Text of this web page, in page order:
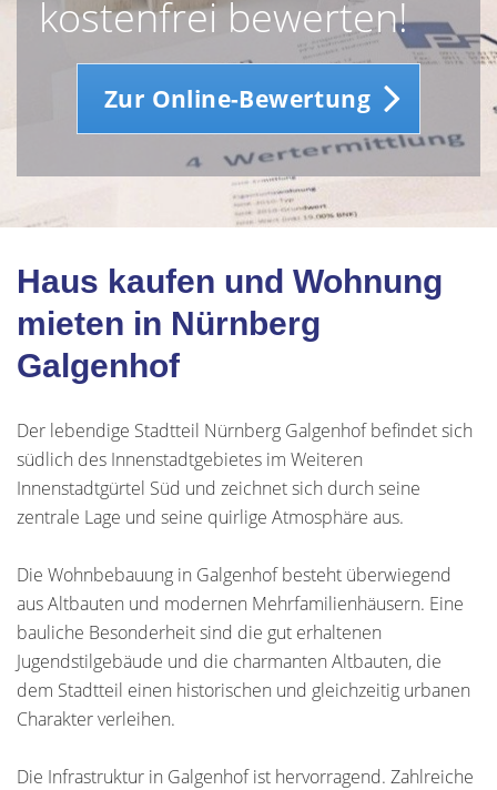
kostenfrei bewerten!
Zur Online-Bewertung
Haus kaufen und Wohnung
mieten in Nürnberg
Galgenhof
Der lebendige Stadtteil Nürnberg Galgenhof befindet sich
südlich des Innenstadtgebietes im Weiteren
Innenstadtgürtel Süd und zeichnet sich durch seine
zentrale Lage und seine quirlige Atmosphäre aus.
Die Wohnbebauung in Galgenhof besteht überwiegend
aus Altbauten und modernen Mehrfamilienhäusern. Eine
bauliche Besonderheit sind die gut erhaltenen
Jugendstilgebäude und die charmanten Altbauten, die
dem Stadtteil einen historischen und gleichzeitig urbanen
Charakter verleihen.
Die Infrastruktur in Galgenhof ist hervorragend. Zahlreiche